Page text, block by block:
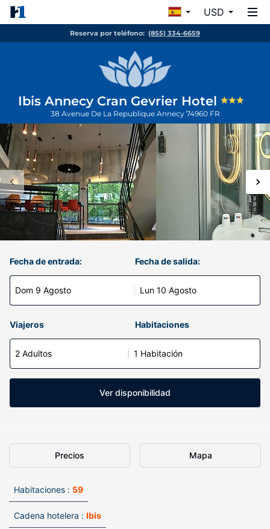
USD
Reserva por teléfono: (855) 334-6659
Ibis Annecy Cran Gevrier Hotel
38 Avenue De La Republique Annecy 74960 FR
Fecha de entrada:
Dom 9 Agosto
Fecha de salida:
Lun 10 Agosto
Viajeros Habitaciones
2 Adultos 1 Habitación
Ver disponibilidad
Precios Mapa
Habitaciones : 59
Cadena hotelera : Ibis